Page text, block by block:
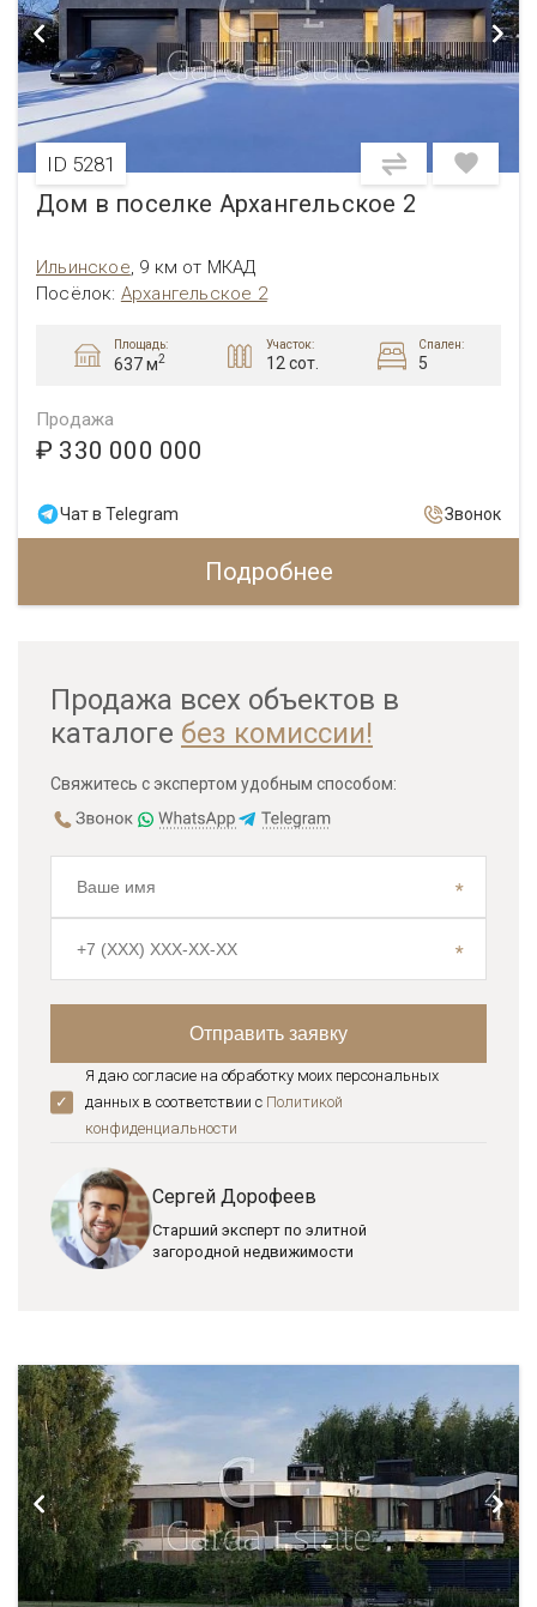
ID 5281
Дом в поселке Архангельское 2
Ильинское, 9 км от МКАД
Посёлок: Архангельское 2
Площадь:
637 м2
Участок:
12 сот.
Спален:
5
Продажа
₽ 330 000 000
Чат в Telegram Звонок
Подробнее
Продажа всех объектов в
каталоге без комиссии!
Свяжитесь с экспертом удобным способом:
Я даю согласие на обработку моих персональных
данных в соответствии с Политикой
конфиденциальноcти
Сергей Дорофеев
Старший эксперт по элитной
загородной недвижимости